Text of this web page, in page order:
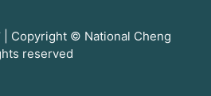
| Copyright © National Cheng
reserved